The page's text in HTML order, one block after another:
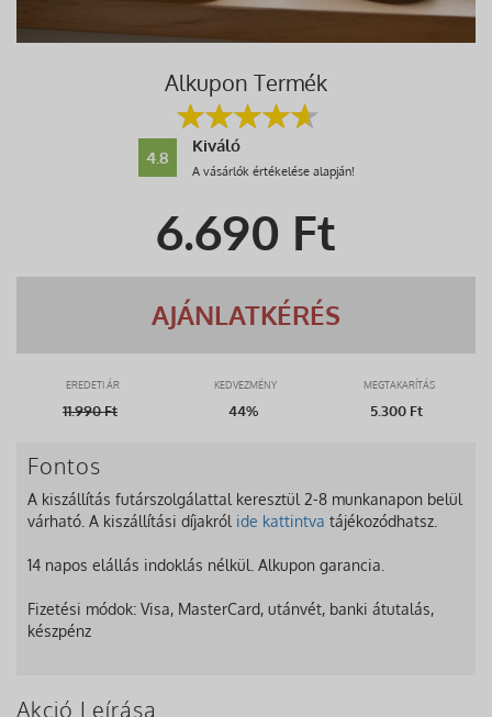
Alkupon Termék
4.8
Kiváló
A vásárlók értékelése alapján!
6.690 Ft
AJÁNLATKÉRÉS
EREDETI ÁR KEDVEZMÉNY MEGTAKARÍTÁS
11.990Ft 44% 5.300 Ft
Fontos
A kiszállítás futárszolgálattal keresztül 2-8 munkanapon belül
várható. A kiszállítási díjakról ide kattintva tájékozódhatsz.
14 napos elállás indoklás nélkül. Alkupon garancia.
Fizetési módok: Visa, MasterCard, utánvét, banki átutalás,
készpénz
Akció Leírása